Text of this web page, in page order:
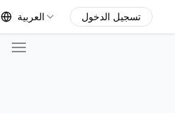
العربية تسجيل الدخول